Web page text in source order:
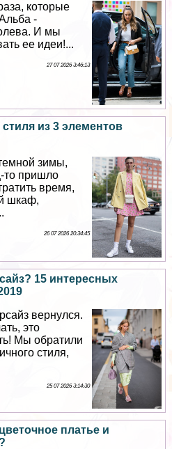
которые
-
И мы
ее идеи!...
27 07 2026 3:46:13
из 3 элементов
зимы,
то пришло
время,
шкаф,
26 07 2026 20:34:45
15 интересных
вернулся.
это
Мы обратили
стиля,
25 07 2026 3:14:30
платье и